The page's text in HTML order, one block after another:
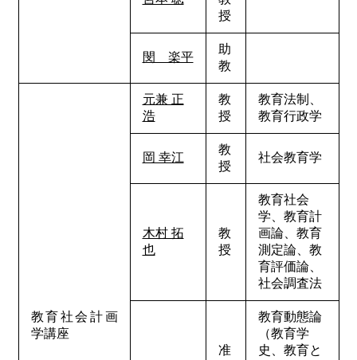
授
閔 楽平
助
教
教育社会計画
学講座
元兼 正
浩
教
授
教育法制、
教育行政学
岡 幸江
教
授
社会教育学
木村 拓
也
教
授
教育社会
学、教育計
画論、教育
測定論、教
育評価論、
社会調査法
准
教育動態論
（教育学
史、教育と